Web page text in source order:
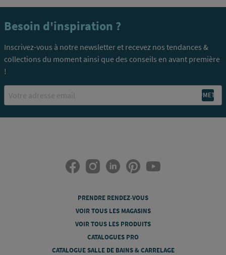
Besoin d'inspiration ?
Inscrivez-vous à notre newsletter et recevez nos tendances &
collections du moment ainsi que des conseils en avant première
!
Email
PRENDRE RENDEZ-VOUS
VOIR TOUS LES MAGASINS
VOIR TOUS LES PRODUITS
CATALOGUES PRO
CATALOGUE SALLE DE BAINS & CARRELAGE